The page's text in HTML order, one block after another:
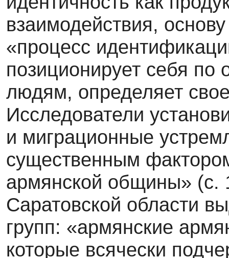
взаимодействия,
«процесс
позициониру­ет себя
людям, определяет
Исследователи
и миг­рационные
существенным
армянской общины» (с.
Саратовской области
групп: «армянские
которые всячески